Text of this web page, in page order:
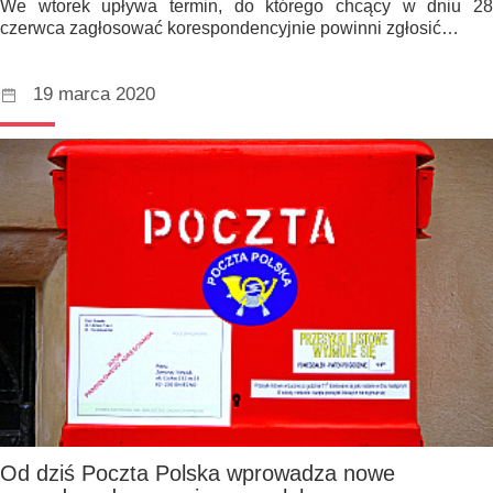
We wtorek upływa termin, do którego chcący w dniu 28
czerwca zagłosować korespondencyjnie powinni zgłosić…
19 marca 2020
Od dziś Poczta Polska wprowadza nowe